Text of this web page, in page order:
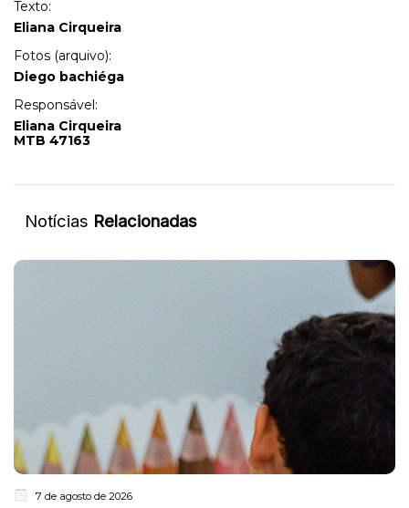
Texto:
Eliana Cirqueira
Fotos (arquivo):
Diego bachiéga
Responsável:
Eliana Cirqueira
MTB 47163
Notícias Relacionadas
7 de agosto de 2026